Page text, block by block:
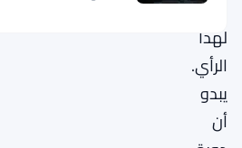
الأسباب
لهذا
الرأي.
يبدو
أن